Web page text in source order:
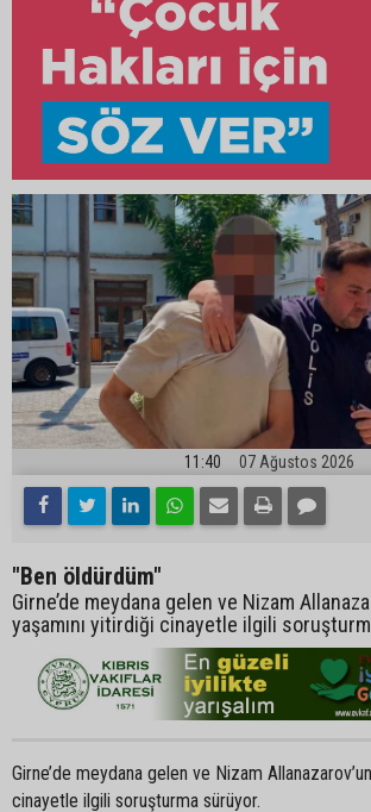
11:40 07 Ağustos 2026
"Ben öldürdüm"
Girne’de meydana gelen ve Nizam
yaşamını yitirdiği cinayetle ilgili
Girne’de meydana gelen ve Nizam
cinayetle ilgili soruşturma sürüyor.